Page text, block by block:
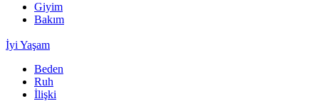
Giyim
Bakım
İyi Yaşam
Beden
Ruh
İlişki